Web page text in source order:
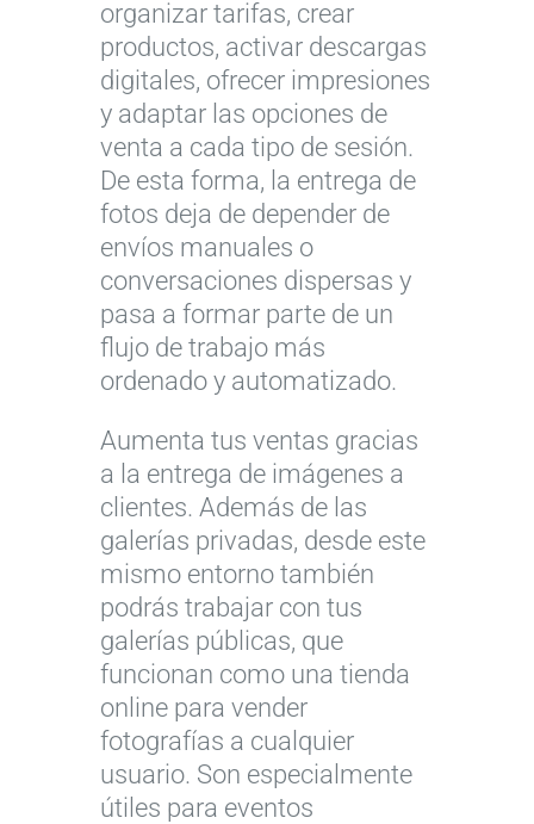
organizar tarifas, crear
productos, activar descargas
digitales, ofrecer impresiones
y adaptar las opciones de
venta a cada tipo de sesión.
De esta forma, la entrega de
fotos deja de depender de
envíos manuales o
conversaciones dispersas y
pasa a formar parte de un
flujo de trabajo más
ordenado y automatizado.
Aumenta tus ventas gracias
a la entrega de imágenes a
clientes. Además de las
galerías privadas, desde este
mismo entorno también
podrás trabajar con tus
galerías públicas, que
funcionan como una tienda
online para vender
fotografías a cualquier
usuario. Son especialmente
útiles para eventos